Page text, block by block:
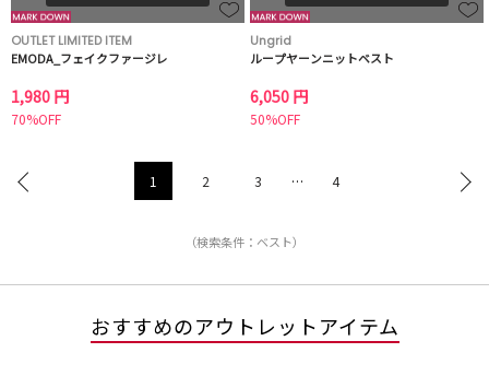
OUTLET LIMITED ITEM
EMODA_フェイクファージレ
1,980 円
70%OFF
Ungrid
ループヤーンニットベスト
6,050 円
50%OFF
1 2 3 … 4
（検索条件：ベスト）
おすすめのアウトレットアイテム